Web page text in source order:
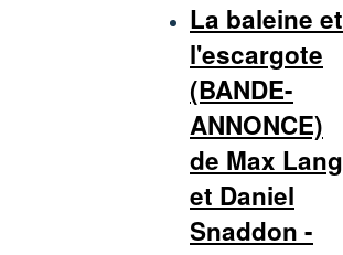
La baleine et
l'escargote
(BANDE-
ANNONCE)
de Max Lang
et Daniel
Snaddon -